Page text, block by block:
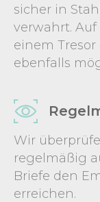
sicher in
verwahrt.
einem
ebenfalls
Wir
regelmäßig
Briefe den
erreichen.